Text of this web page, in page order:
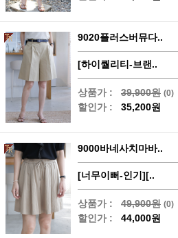
9020플러스버뮤다..
[하이퀄리티-브랜..
상품가 : 39,900원 (0)
할인가 : 35,200원
9000바네사치마바..
[너무이뻐-인기][..
상품가 : 49,900원 (0)
할인가 : 44,000원